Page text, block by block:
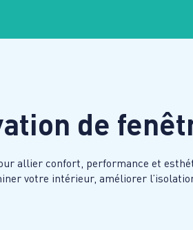
de
allier confort, performance et
votre intérieur, améliorer